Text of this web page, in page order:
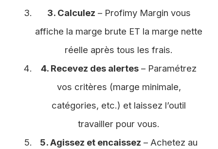
3. Calculez – Profimy Margin vous
affiche la marge brute ET la marge nette
réelle après tous les frais.
4. Recevez des alertes – Paramétrez
vos critères (marge minimale,
catégories, etc.) et laissez l’outil
travailler pour vous.
5. Agissez et encaissez – Achetez au